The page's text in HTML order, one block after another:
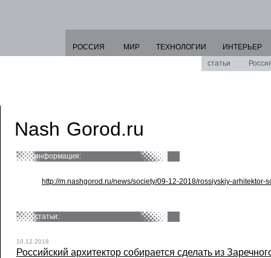
РОССИЯ МИР ТЕХНОЛОГИИ
ИНТЕРЬЕР
статьи
Nash Gorod.ru
информация:
http://m.nashgorod.ru/news/society/09-12-2018/rossiyskiy-arhitektor-
статьи:
10.12.2018
Российский архитектор собирается сделать из